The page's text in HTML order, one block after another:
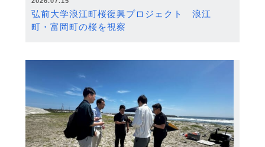
弘前大学浪江町桜復興プロジェクト 浪江
町・富岡町の桜を視察